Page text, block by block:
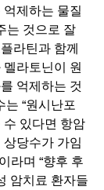
제하는 물질
는 것으로 잘
라틴과 함께
라토닌이 원
억제하는 것
는 “원시난포
있다면 항암
당수가 가임
라며 “향후 후
암치료 환자들